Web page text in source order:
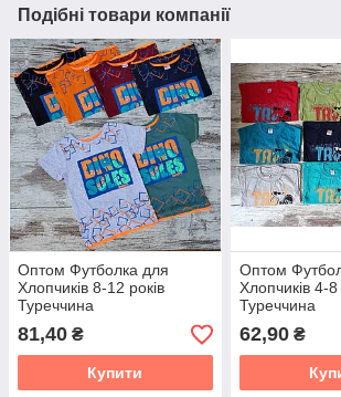
Подібні товари компанії
Оптом Футболка для
Хлопчиків 8-12 років
Туреччина
81,40 ₴
Купити
Оптом
Хлопчиків 4-8
Туреччина
62,90₴